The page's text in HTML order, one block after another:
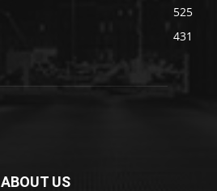
525
431
ABOUT US